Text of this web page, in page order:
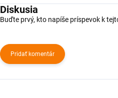
Diskusia
Buďte prvý, kto napíše príspevok k
Pridať komentár